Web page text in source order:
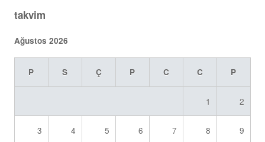
takvim
Ağustos 2026
P S Ç P C C P
1 2
3 4 5 6 7 8 9